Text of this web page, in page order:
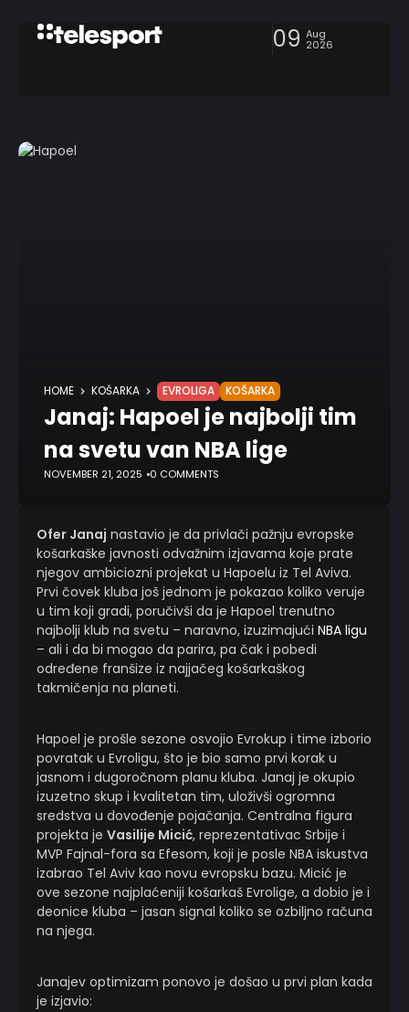
09 Aug
2026
HOME KOŠARKA EVROLIGA KOŠARKA
Janaj: Hapoel je najbolji tim
na svetu van NBA lige
NOVEMBER 21, 2025 0 COMMENTS
Ofer Janaj nastavio je da privlači pažnju evropske
košarkaške javnosti odvažnim izjavama koje prate
njegov ambiciozni projekat u Hapoelu iz Tel Aviva.
Prvi čovek kluba još jednom je pokazao koliko veruje
u tim koji gradi, poručivši da je Hapoel trenutno
najbolji klub na svetu – naravno, izuzimajući NBA ligu
– ali i da bi mogao da parira, pa čak i pobedi
određene franšize iz najjačeg košarkaškog
takmičenja na planeti.
Hapoel je prošle sezone osvojio Evrokup i time izborio
povratak u Evroligu, što je bio samo prvi korak u
jasnom i dugoročnom planu kluba. Janaj je okupio
izuzetno skup i kvalitetan tim, uloživši ogromna
sredstva u dovođenje pojačanja. Centralna figura
projekta je Vasilije Micić, reprezentativac Srbije i
MVP Fajnal-fora sa Efesom, koji je posle NBA iskustva
izabrao Tel Aviv kao novu evropsku bazu. Micić je
ove sezone najplaćeniji košarkaš Evrolige, a dobio je i
deonice kluba – jasan signal koliko se ozbiljno računa
na njega.
Janajev optimizam ponovo je došao u prvi plan kada
je izjavio: